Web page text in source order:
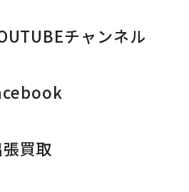
チャンネル
買取